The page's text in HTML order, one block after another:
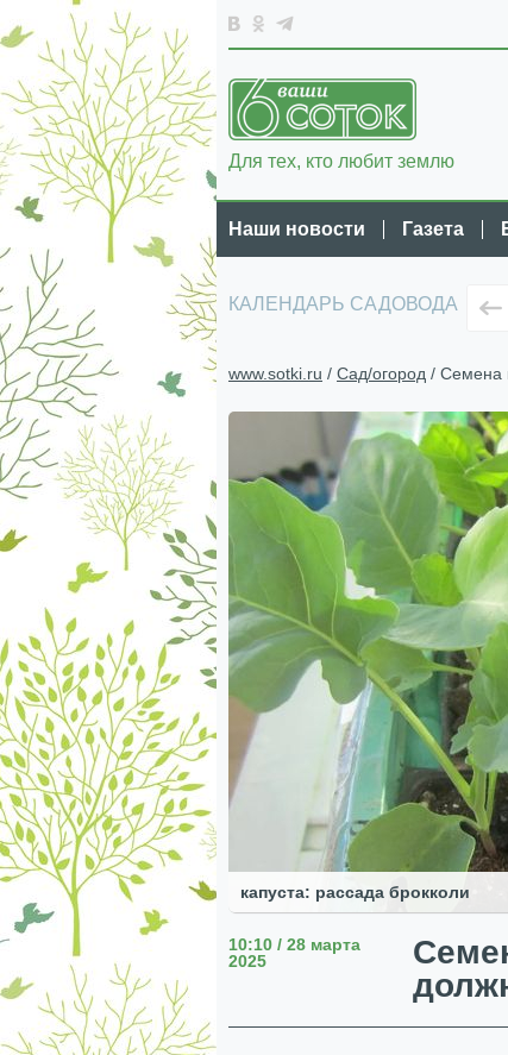
Для тех, кто любит землю
Наши новости Газета
КАЛЕНДАРЬ САДОВОДА
www.sotki.ru / Сад/огород / Семена
капуста: рассада брокколи
10:10 / 28 марта
2025